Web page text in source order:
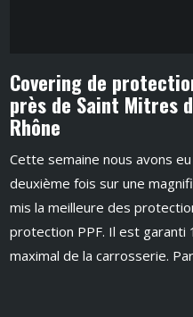
Covering de
près de Saint Mitres
Rhône
Cette semaine nous avons
deuxième fois sur une
mis la meilleure des
protection PPF. Il est garanti
maximal de la carrosserie.